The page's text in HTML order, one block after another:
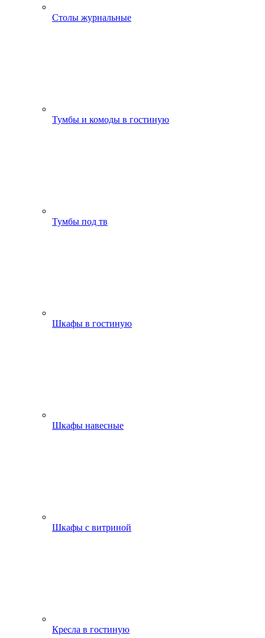
Столы журнальные
Тумбы и комоды в гостиную
Тумбы под тв
Шкафы в гостиную
Шкафы навесные
Шкафы с витриной
Кресла в гостиную